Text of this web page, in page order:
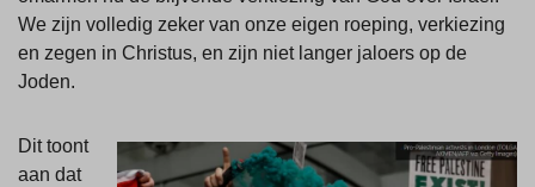
We zijn volledig zeker van onze eigen roeping, verkiezing
en zegen in Christus, en zijn niet langer jaloers op de
Joden.
Dit toont
aan dat